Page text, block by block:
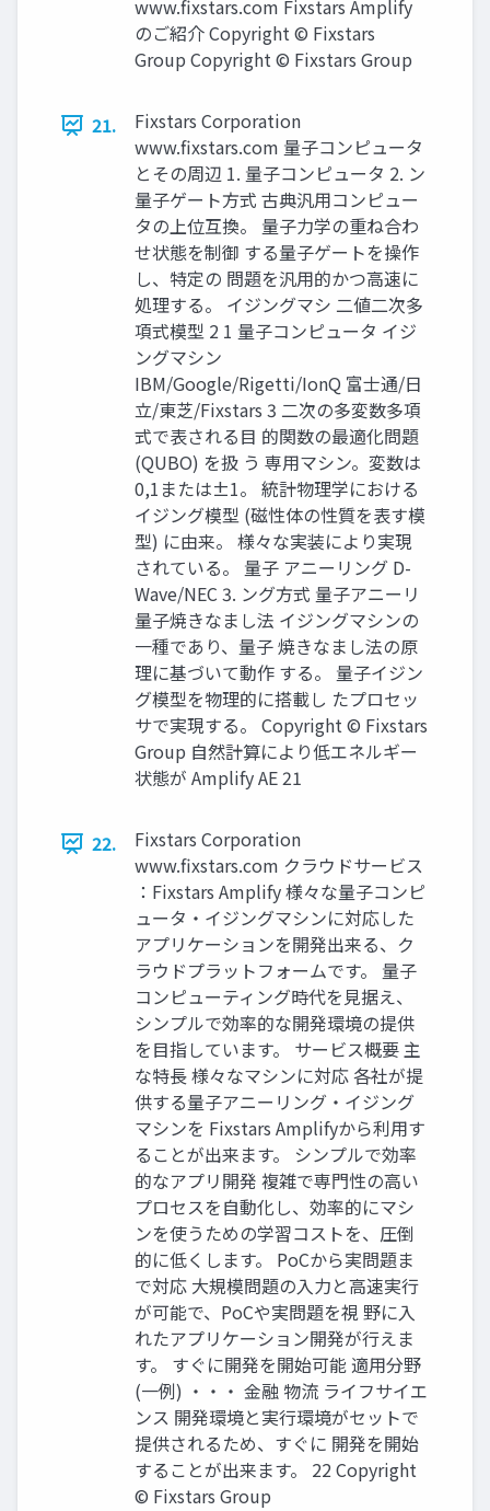
www.fixstars.com Fixstars Amplify
のご紹介 Copyright © Fixstars
Group Copyright © Fixstars Group
21.
Fixstars Corporation
www.fixstars.com 量子コンピュータ
とその周辺 1. 量子コンピュータ 2. ン
量子ゲート方式 古典汎用コンピュー
タの上位互換。 量子力学の重ね合わ
せ状態を制御 する量子ゲートを操作
し、特定の 問題を汎用的かつ高速に
処理する。 イジングマシ 二値二次多
項式模型 2 1 量子コンピュータ イジ
ングマシン
IBM/Google/Rigetti/IonQ 富士通/日
立/東芝/Fixstars 3 二次の多変数多項
式で表される目 的関数の最適化問題
(QUBO) を扱 う 専用マシン。変数は
0,1または±1。 統計物理学における
イジング模型 (磁性体の性質を表す模
型) に由来。 様々な実装により実現
されている。 量子 アニーリング D-
Wave/NEC 3. ング方式 量子アニーリ
量子焼きなまし法 イジングマシンの
一種であり、量子 焼きなまし法の原
理に基づいて動作 する。 量子イジン
グ模型を物理的に搭載し たプロセッ
サで実現する。 Copyright © Fixstars
Group 自然計算により低エネルギー
状態が Amplify AE 21
22.
Fixstars Corporation
www.fixstars.com クラウドサービス
：Fixstars Amplify 様々な量子コンピ
ュータ・イジングマシンに対応した
アプリケーションを開発出来る、ク
ラウドプラットフォームです。 量子
コンピューティング時代を見据え、
シンプルで効率的な開発環境の提供
を目指しています。 サービス概要 主
な特長 様々なマシンに対応 各社が提
供する量子アニーリング・イジング
マシンを Fixstars Amplifyから利用す
ることが出来ます。 シンプルで効率
的なアプリ開発 複雑で専門性の高い
プロセスを自動化し、効率的にマシ
ンを使うための学習コストを、圧倒
的に低くします。 PoCから実問題ま
で対応 大規模問題の入力と高速実行
が可能で、PoCや実問題を視 野に入
れたアプリケーション開発が行えま
す。 すぐに開発を開始可能 適用分野
(一例) ・・・ 金融 物流 ライフサイエ
ンス 開発環境と実行環境がセットで
提供されるため、すぐに 開発を開始
することが出来ます。 22 Copyright
© Fixstars Group